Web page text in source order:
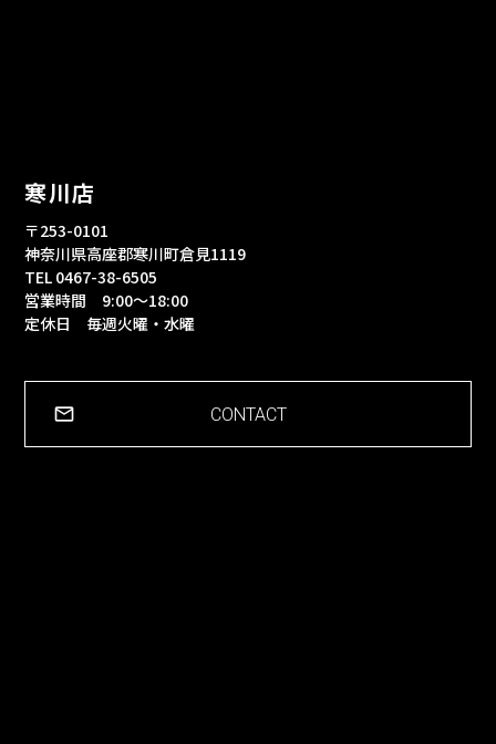
寒川店
〒253-0101
神奈川県高座郡寒川町倉見1119
TEL 0467-38-6505
営業時間 9:00～18:00
定休日 毎週火曜・水曜
CONTACT